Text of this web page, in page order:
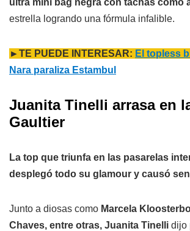
estrella logrando una fórmula infalible.
►TE PUEDE INTERESAR: El topless
Nara paraliza Estambul
Juanita Tinelli arrasa en
Gaultier
La top que triunfa en las pasarelas
desplegó todo su glamour y causó
Junto a diosas como Marcela
Chaves, entre otras, Juanita Tinelli dijo